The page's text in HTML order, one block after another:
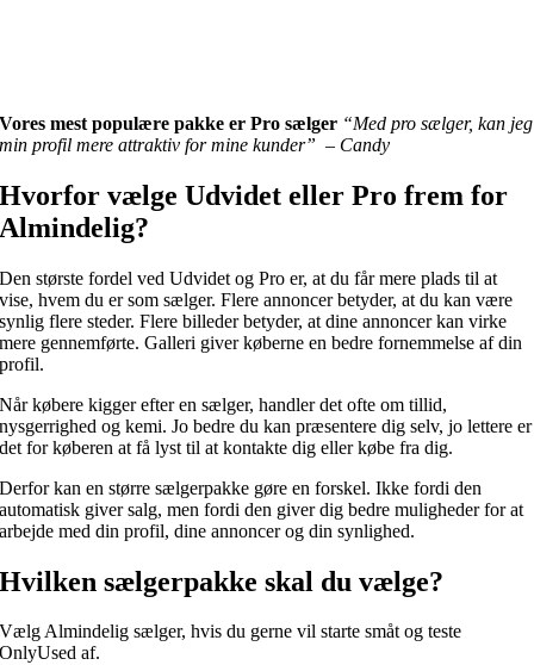
Vores mest populære pakke er Pro sælger “Med pro sælger, kan
min profil mere attraktiv for mine kunder” – Candy
Hvorfor vælge Udvidet eller Pro frem for
Almindelig?
Den største fordel ved Udvidet og Pro er, at du får mere plads til at
vise, hvem du er som sælger. Flere annoncer betyder, at du kan være
synlig flere steder. Flere billeder betyder, at dine annoncer kan virke
mere gennemførte. Galleri giver køberne en bedre fornemmelse af din
profil.
Når købere kigger efter en sælger, handler det ofte om tillid,
nysgerrighed og kemi. Jo bedre du kan præsentere dig selv, jo lettere er
det for køberen at få lyst til at kontakte dig eller købe fra dig.
Derfor kan en større sælgerpakke gøre en forskel. Ikke fordi den
automatisk giver salg, men fordi den giver dig bedre muligheder for at
arbejde med din profil, dine annoncer og din synlighed.
Hvilken sælgerpakke skal du vælge?
Vælg Almindelig sælger, hvis du gerne vil starte småt og teste
OnlyUsed af.